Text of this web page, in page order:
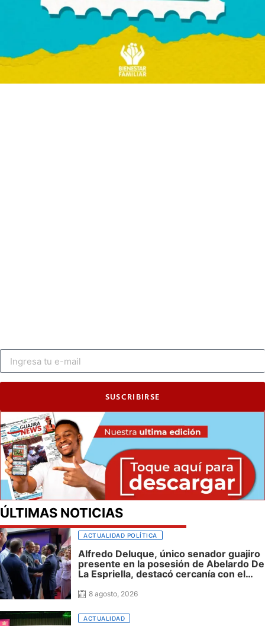
SUSCRIBIRSE
ÚLTIMAS NOTICIAS
ACTUALIDAD POLÍTICA
Alfredo Deluque, único senador guajiro
presente en la posesión de Abelardo De
La Espriella, destacó cercanía con el
para La Guajira
8 agosto, 2026
ACTUALIDAD